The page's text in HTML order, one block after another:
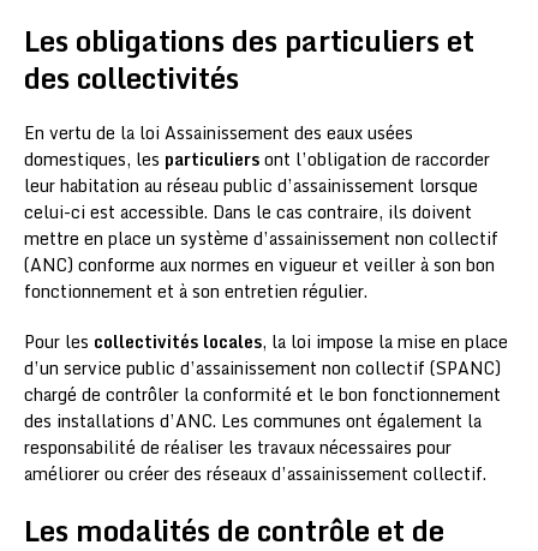
Les obligations des particuliers et
des collectivités
En vertu de la loi Assainissement des eaux usées
domestiques, les particuliersont l’obligation de raccorder
leur habitation au réseau public d’assainissement lorsque
celui-ci est accessible. Dans le cas contraire, ils doivent
mettre en place un système d’assainissement non collectif
(ANC) conforme aux normes en vigueur et veiller à son bon
fonctionnement et à son entretien régulier.
Pour les collectivités locales, la loi impose la mise en place
d’un service public d’assainissement non collectif (SPANC)
chargé de contrôler la conformité et le bon fonctionnement
des installations d’ANC. Les communes ont également la
responsabilité de réaliser les travaux nécessaires pour
améliorer ou créer des réseaux d’assainissement collectif.
Les modalités de contrôle et de